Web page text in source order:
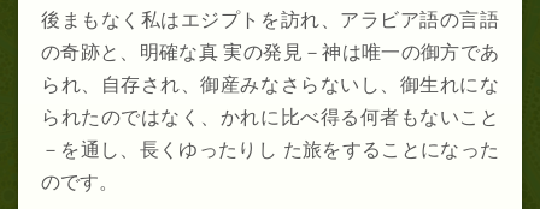
後まもなく私はエジプトを訪れ、アラビア語の言語
の奇跡と、明確な真 実の発見－神は唯一の御方であ
られ、自存され、御産みなさらないし、御生れにな
られたのではなく、かれに比べ得る何者もないこと
－を通し、長くゆったりし た旅をすることになった
のです。